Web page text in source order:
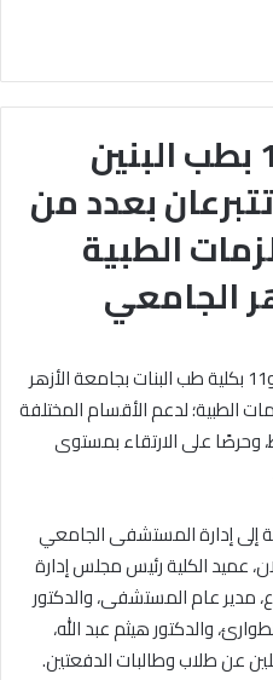
الدفعتان 34 و 11 بطب البنين
بعدد من
الطبية
الجامعي
تبرع طلاب الدفعتين 34 بكلية الطب و11 بكلية طب البنات بجامعة الأزهر
الطبية؛ لدعم الأقسام المختلفة
على الارتقاء بمستوى
إلى إدارة المستشفى الجامعي
عميد الكلية رئيس مجلس إدارة
مدير عام المستشفى، والدكتور
والدكتور هيثم عبد الله،
عن طلاب وطالبات الدفعتين.